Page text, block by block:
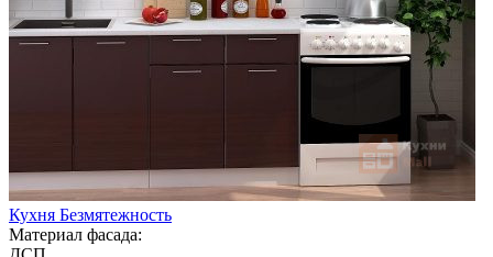
Кухня Безмятежность
Материал фасада: